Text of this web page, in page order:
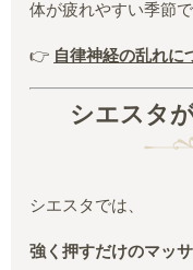
体が疲れやすい季節で
👉 自律神経の乱れに
シエスタ
シエスタでは、
強く押すだけのマッ